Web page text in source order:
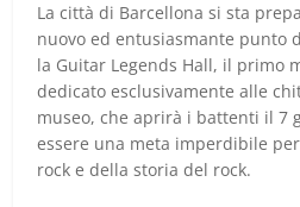
La città di Barcellona si sta
nuovo ed entusiasmante punto
la Guitar Legends Hall, il primo
dedicato esclusivamente alle
museo, che aprirà i battenti il 7
essere una meta imperdibile
rock e della storia del rock.